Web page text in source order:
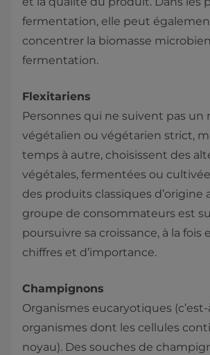
fermentation, elle peut
concentrer la biomasse
fermentation.
Flexitariens
Personnes qui ne suivent pas un
végétalien ou végétarien strict,
temps à autre, choisissent des
végétales, fermentées ou
des produits classiques d’origine
groupe de consommateurs est
poursuivre sa croissance, à la fois
chiffres et d’importance.
Champignons
Organismes eucaryotiques
organismes dont les cellules
noyau). Des souches de